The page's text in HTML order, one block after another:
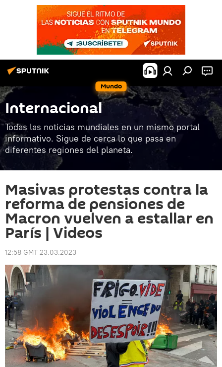
Mundo
Internacional
Todas las noticias mundiales en un mismo portal
informativo. Sigue de cerca lo que pasa en
diferentes regiones del planeta.
Masivas protestas contra la
reforma de pensiones de
Macron vuelven a estallar en
París | Videos
12:58 GMT 23.03.2023